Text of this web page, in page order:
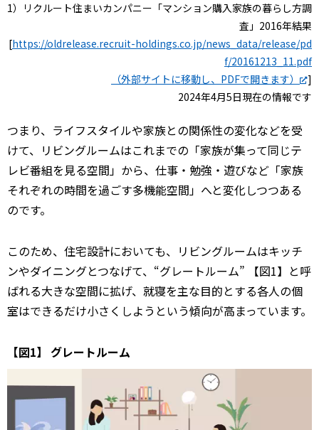
1）リクルート住まいカンパニー「マンション購入家族の暮らし方調
査」2016年結果
[https://oldrelease.recruit-holdings.co.jp/news_data/release/pd
f/20161213_11.pdf
（外部サイトに移動し、PDFで開きます）
]
2024年4月5日現在の情報です
つまり、ライフスタイルや家族との関係性の変化などを受
けて、リビングルームはこれまでの「家族が集って同じテ
レビ番組を見る空間」から、仕事・勉強・遊びなど「家族
それぞれの時間を過ごす多機能空間」へと変化しつつある
のです。
このため、住宅設計においても、リビングルームはキッチ
ンやダイニングとつなげて、“グレートルーム” 【図1】と呼
ばれる大きな空間に拡げ、就寝を主な目的とする各人の個
室はできるだけ小さくしようという傾向が高まっています。
【図1】 グレートルーム